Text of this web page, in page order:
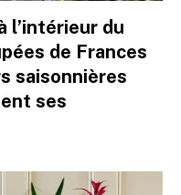
l’intérieur du
de Frances
saisonnières
ses